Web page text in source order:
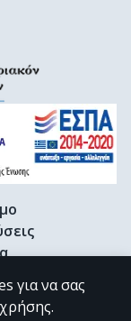
για να σας